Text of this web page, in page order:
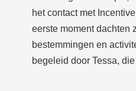
het contact met
eerste moment dachten
bestemmingen en
begeleid door Tessa,